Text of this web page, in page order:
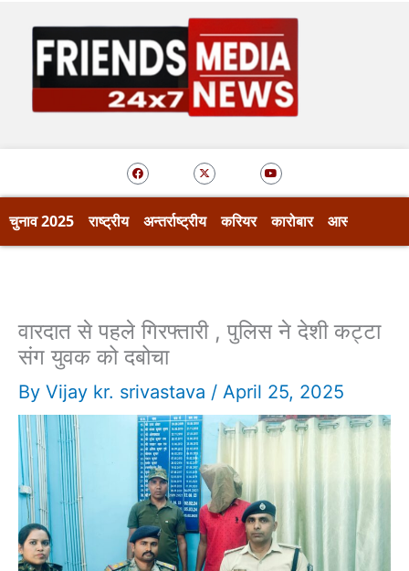
content
F
a
c
e
X
-
t
w
t
t
r
Y
o
u
t
b
e
चुनाव 2025 राष्ट्रीय अन्तर्राष्ट्रीय करियर कारोबार आस्था
वारदात से पहले गिरफ्तारी , पुलिस ने देशी कट्टा
संग युवक को दबोचा
By Vijay kr. srivastava / April 25, 2025